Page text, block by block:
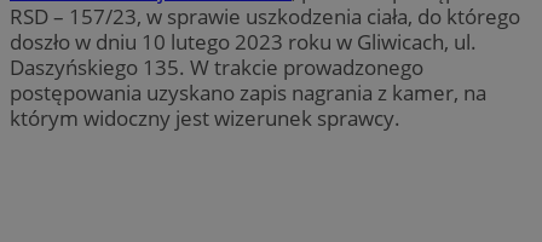
RSD – 157/23, w sprawie uszkodzenia ciała, do którego
doszło w dniu 10 lutego 2023 roku w Gliwicach, ul.
Daszyńskiego 135. W trakcie prowadzonego
postępowania uzyskano zapis nagrania z kamer, na
którym widoczny jest wizerunek sprawcy.